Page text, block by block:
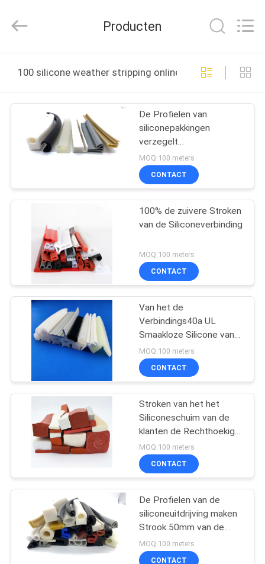
PRODUCTEN
ONGEVEER
ONS
FABRIEKSREIS
KWALITEITSCONTROLE
CONTACTEER
ONS
NIEUWS
OM
CITAAT
SITEMAP
PRIVACY
POLICY
Tenchy
Silicone&Rubber
Rights
Producten
100 silicone weather stripping online fabricage
De Profielen van
siliconepakkingen
verzegelt
Weerbestendige 100%
Uitgedreven Silicone
Verzegelende Stroken
MOQ:100 meters
CONTACT
100% de zuivere Stroken
van de Siliconeverbinding
MOQ:100 meters
CONTACT
Van het de
Verbindings40a UL
Smaakloze Silicone van
de siliconedeur de
Verbindingsstroken voor
Oven
MOQ:100 meters
CONTACT
Stroken van het het
Siliconeschuim van de
klanten de Rechthoekige
50m 2mm Dikte
MOQ:100 meters
CONTACT
De Profielen van de
siliconeuitdrijving maken
Strook 50mm van de
Siliciumverbinding de
strook van het Breedte
MOQ:100 meters
CONTACT